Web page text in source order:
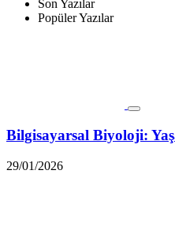
Son Yazılar
Popüler Yazılar
Bilgisayarsal Biyoloji:
29/01/2026